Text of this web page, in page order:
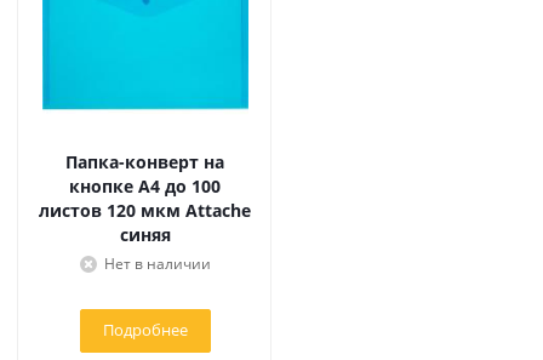
Папка-конверт на
кнопке А4 до 100
листов 120 мкм Attache
синяя
Нет в наличии
Подробнее